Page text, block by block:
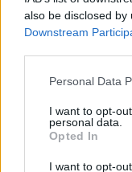
also be disclosed
Downstream
Personal Data
I want to opt-
personal data.
Opted In
I want to opt-
1 dl
citrongräset.
Blanda köttet